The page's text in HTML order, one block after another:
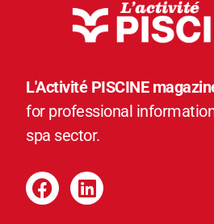
L'Activité PISCINE
for professional
spa sector.